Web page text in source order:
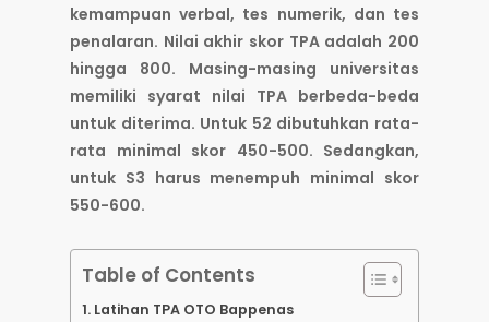
kemampuan verbal, tes numerik, dan tes
penalaran. Nilai akhir skor TPA adalah 200
hingga 800. Masing-masing universitas
memiliki syarat nilai TPA berbeda-beda
untuk diterima. Untuk 52 dibutuhkan rata-
rata minimal skor 450-500. Sedangkan,
untuk S3 harus menempuh minimal skor
550-600.
Table of Contents
Latihan TPA OTO Bappenas